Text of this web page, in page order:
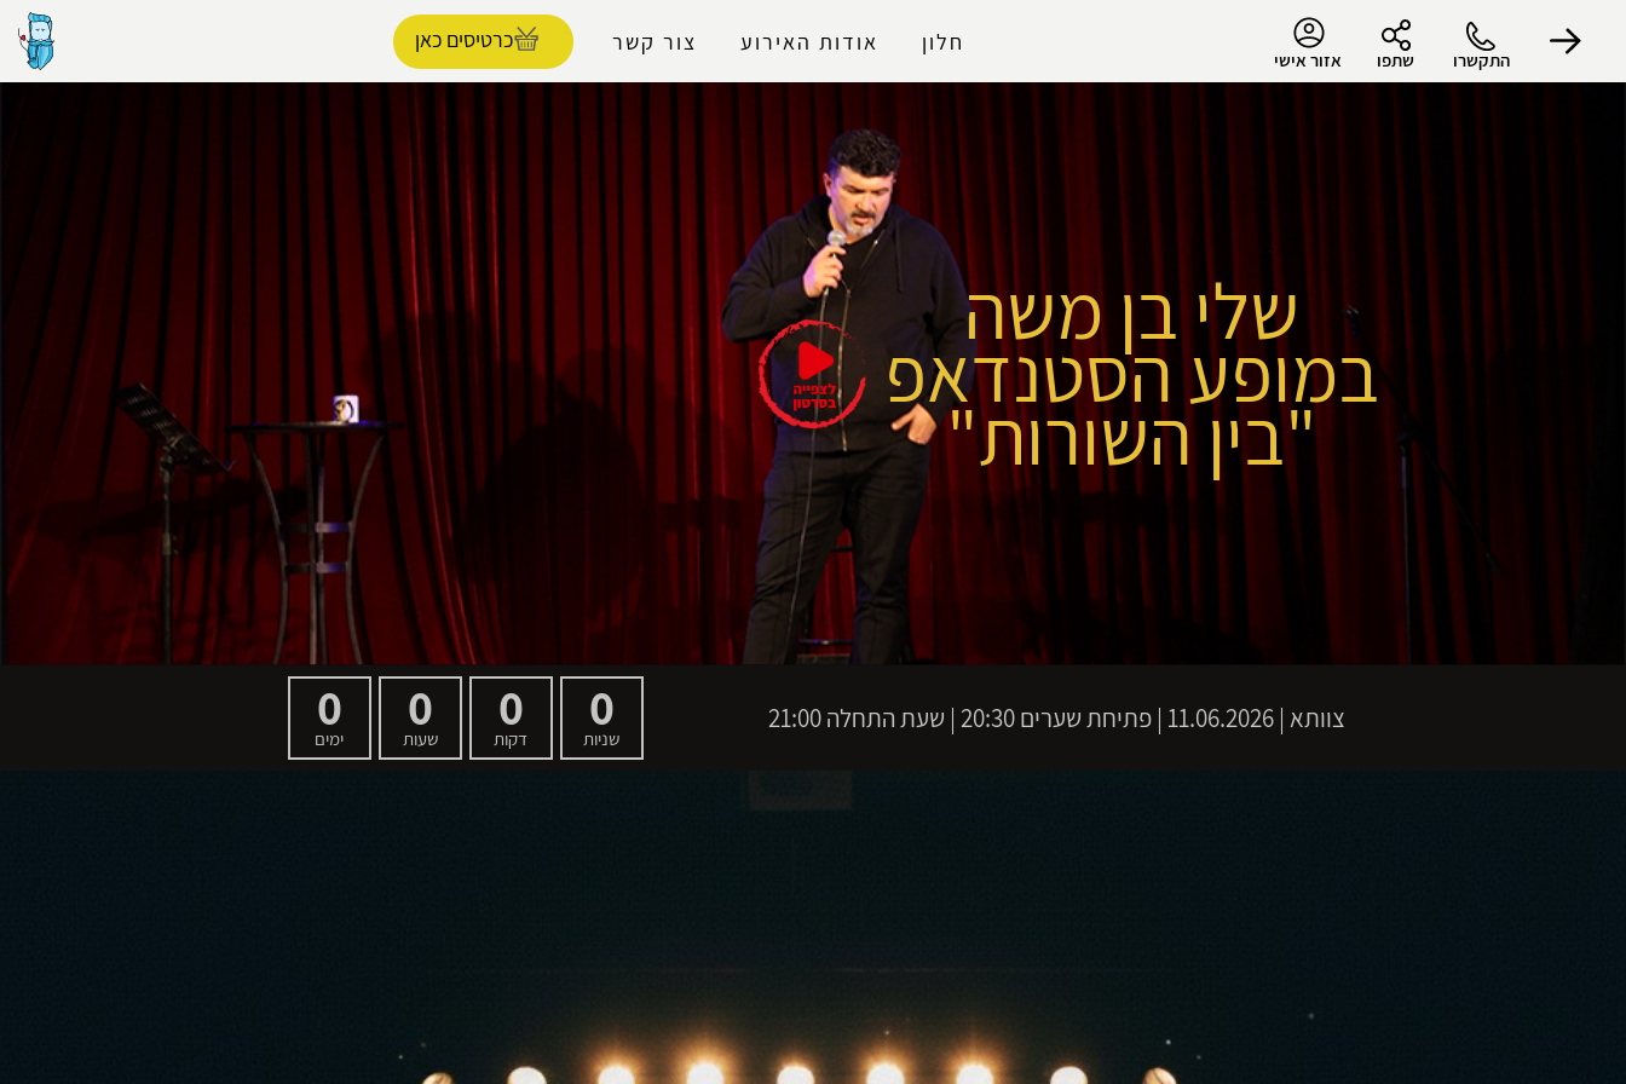
התקשרו שתפו אזור אישי
חלון אודות האירוע צור קשר כרטיסים כאן
שלי בן משה
במופע הסטנדאפ
"בין השורות"
צוותא| 11.06.2026 | פתיחת שערים 20:30 | שעת התחלה 21:00 0
שניות
0
דקות
0
שעות
0
ימים